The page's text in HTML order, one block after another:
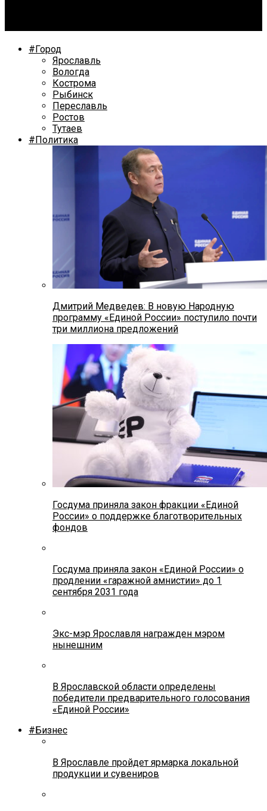
#Город
Ярославль
Вологда
Кострома
Рыбинск
Переславль
Ростов
Тутаев
#Политика
Дмитрий Медведев: В новую Народную
программу «Единой России» поступило почти
три миллиона предложений
Госдума приняла закон фракции «Единой
России» о поддержке благотворительных
фондов
Госдума приняла закон «Единой России» о
продлении «гаражной амнистии» до 1
сентября 2031 года
Экс-мэр Ярославля награжден мэром
нынешним
В Ярославской области определены
победители предварительного голосования
«Единой России»
#Бизнес
В Ярославле пройдет ярмарка локальной
продукции и сувениров